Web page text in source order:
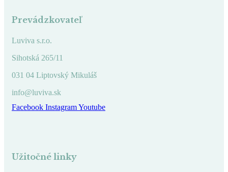
Prevádzkovateľ
Luviva s.r.o.
Sihotská 265/11
031 04 Liptovský Mikuláš
info@luviva.sk
Facebook InstagramYoutube
Užitočné linky